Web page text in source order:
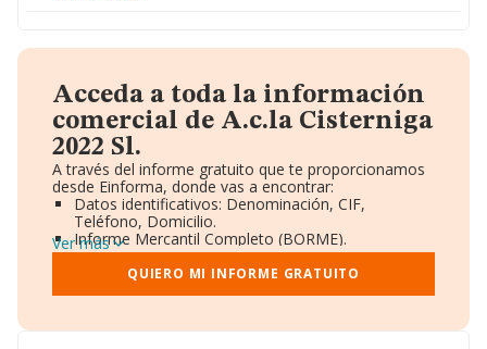
Acceda a toda la información
comercial de A.c.la Cisterniga
2022 Sl.
A través del informe gratuito que te proporcionamos
desde Einforma, donde vas a encontrar:
Datos identificativos: Denominación, CIF,
Teléfono, Domicilio.
Informe Mercantil Completo (BORME).
Gráficos de Evolución Ventas y Empleados.
Consejo de Administración y Administradores.
Directivos y Ejecutivos.
Ver más
QUIERO MI INFORME GRATUITO